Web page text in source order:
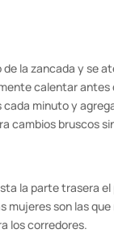
la zancada y se
calentar
minuto y
cambios bruscos
la parte trasera
son las
los corredores.